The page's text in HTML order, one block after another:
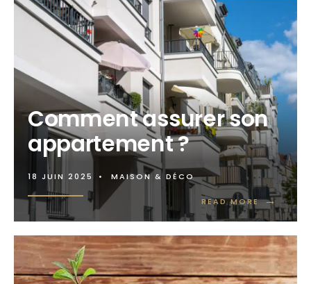
Comment assurer son
appartement ?
18 JUIN 2025 • MAISON & DÉCO
READ MORE →